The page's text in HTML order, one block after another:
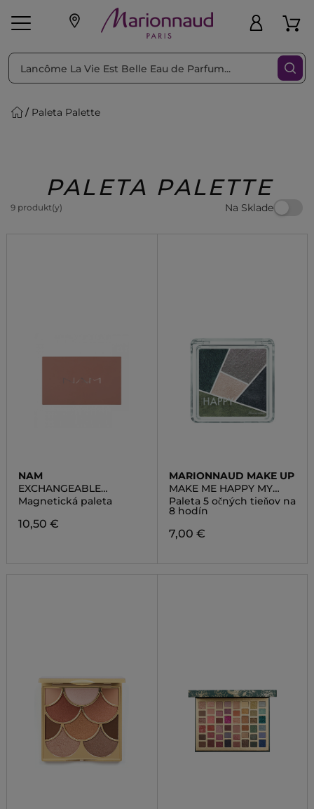
pleť Líčenie
Beauty
Paleta Palette
PALETA PALETTE
9 produkt(y) Na Sklade
Triediť podľa Filtrovať
NAM
EXCHANGEABLE
MAGNETIC PALETTE
Magnetická paleta
10,50 €
MARIONNAUD MAKE UP
MAKE ME HAPPY MY
SILKY EYESHADOW
PALETTE
Paleta 5 očných tieňov na
8 hodín
7,00 €